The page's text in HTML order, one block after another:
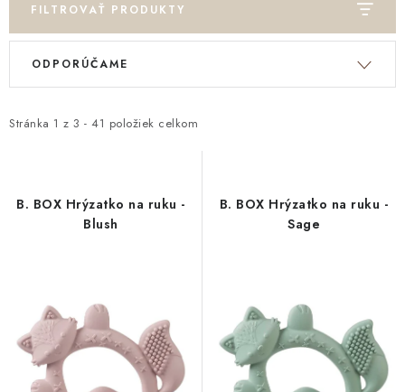
Formulár na odstúpenie od zmluvy
Newsletter - Ochrana osobných údajov
Moja objednávka
FILTROVAŤ PRODUKTY
V
i
r
o
Stránka 1 z 3 - 41 položiek celkom
R
e
e
u
k
ODPORÚČAME
B. BOX Hrýzatko na ruku -
Blush
B. BOX Hrýzatko na ruku -
Sage